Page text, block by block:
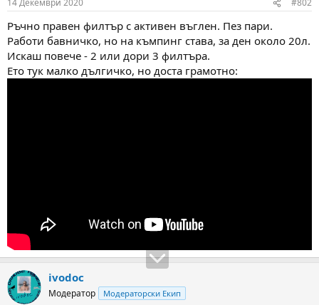
14 Декември 2020 #802
Ръчно правен филтър с активен въглен. Пез пари.
Работи бавничко, но на къмпинг става, за ден около 20л.
Искаш повече - 2 или дори 3 филтъра.
Ето тук малко дългичко, но доста грамотно:
ivodoc
Модератор Модераторски Екип